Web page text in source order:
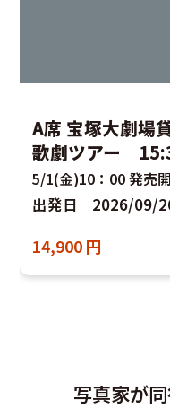
16:30公演 宝塚
谷公演 ランチ
2026年7月22日(水
出発日
2026/11/
写真家が